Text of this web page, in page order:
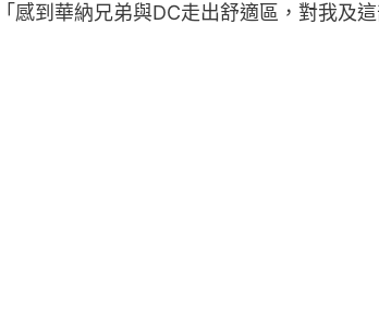
感到華納兄弟與DC走出舒適區，對我及